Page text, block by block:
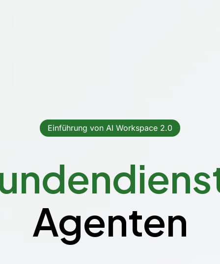
Einführung von AI Workspace 2.0
Agenten